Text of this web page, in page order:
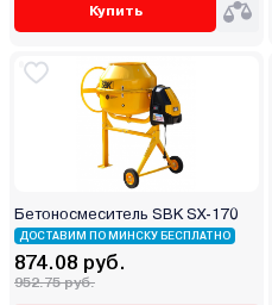
Купить
Бетоносмеситель SBK SX-170
ДОСТАВИМ ПО МИНСКУ БЕСПЛАТНО
874.08 руб.
952.75 руб.